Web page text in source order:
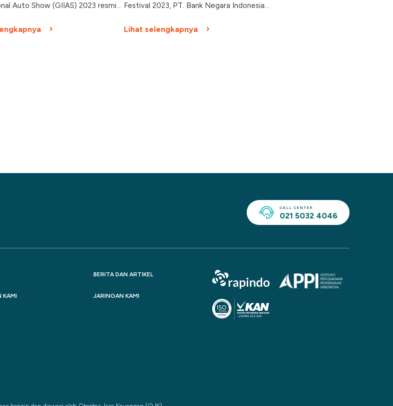
Auto Show (GIIAS) 2023 resmi
hingga 20 Agustus 2023 di
Festival 2023, PT. Bank Negara Indonesia
berbagai produk unggulan melalui perusahaan
Lihat selengkapnya
CALL CENTER
021 5032 4046
KAMI
BERITA DAN ARTIKEL
JARINGAN KAMI